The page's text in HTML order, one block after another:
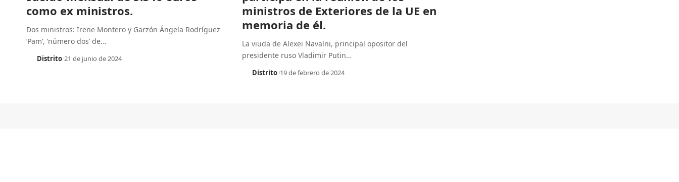
como ex ministros.
Dos ministros: Irene Montero y Garzón Ángela Rodríguez
‘Pam’, ‘número dos’ de…
Distrito 21 de junio de 2024
ministros de Exteriores de la UE en
memoria de él.
La viuda de Alexei Navalni, principal opositor del
presidente ruso Vladimir Putin…
Distrito 19 de febrero de 2024